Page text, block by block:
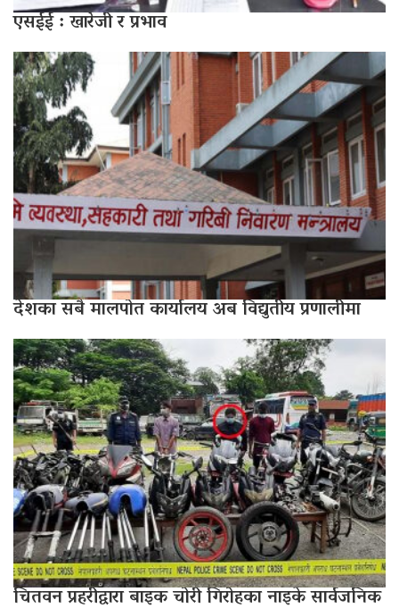
एसईई : खारेजी र प्रभाव
देशका सबै मालपोत कार्यालय अब विद्युतीय प्रणालीमा
चितवन प्रहरीद्वारा बाइक चोरी गिरोहका नाइके सार्वजनिक